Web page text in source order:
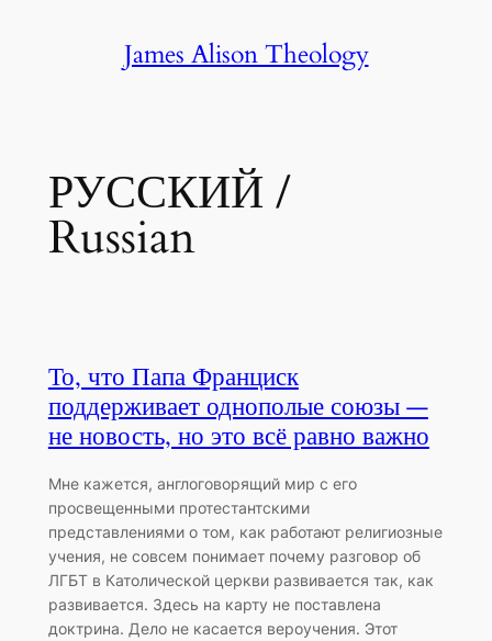
James Alison Theology
РУССКИЙ /
Russian
То, что Папа Франциск
поддерживает однополые союзы —
не новость, но это всё равно важно
Мне кажется, англоговорящий мир с его
просвещенными протестантскими
представлениями о том, как работают религиозные
учения, не совсем понимает почему разговор об
ЛГБТ в Католической церкви развивается так, как
развивается. Здесь на карту не поставлена
доктрина. Дело не касается вероучения. Этот